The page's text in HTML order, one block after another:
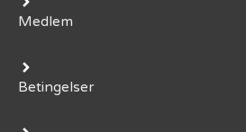
Medlem
Betingelser